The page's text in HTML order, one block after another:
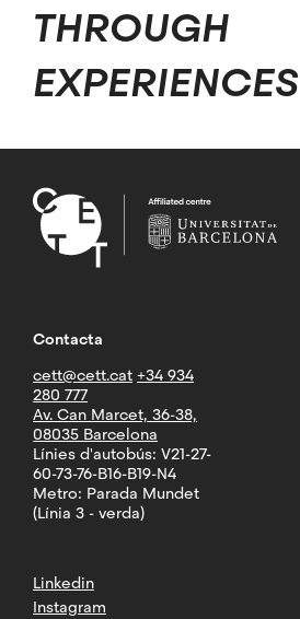
THROUGH
EXPERIENCES
Contacta
cett@cett.cat +34 934
280 777
Av. Can Marcet, 36-38,
08035 Barcelona
Línies d'autobús: V21-27-
60-73-76-B16-B19-N4
Metro: Parada Mundet
(Línia 3 - verda)
Linkedin
Instagram